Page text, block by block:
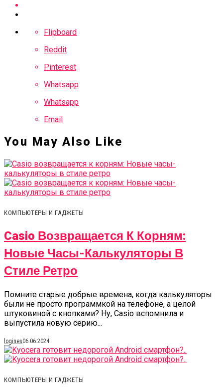
Flipboard
Reddit
Pinterest
Whatsapp
Whatsapp
Email
You May Also Like
КОМПЬЮТЕРЫ И ГАДЖЕТЫ
Casio Возвращается К Корням:
Новые Часы-Калькуляторы В
Стиле Ретро
Помните старые добрые времена, когда калькуляторы
были не просто программкой на телефоне, а целой
штуковиной с кнопками? Ну, Casio вспомнила и
выпустила новую серию...
logines06.06.2024
КОМПЬЮТЕРЫ И ГАДЖЕТЫ